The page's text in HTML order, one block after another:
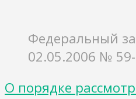
Федеральный
02.05.2006 №
О порядке